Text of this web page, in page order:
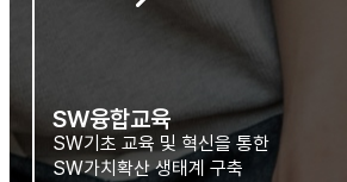
SW융합교육
SW기초 교육 및 혁신을 통한
SW가치확산 생태계 구축